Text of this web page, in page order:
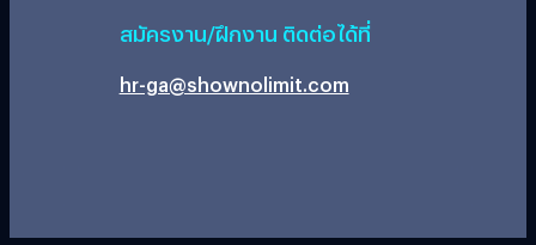
สมัครงาน/ฝึกงาน ติดต่อได้ที่
hr-ga@shownolimit.com